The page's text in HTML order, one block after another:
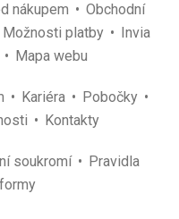
nákupem
Obchodní
Možnosti platby
Invia
Mapa webu
Kariéra
Pobočky
Kontakty
soukromí
Pravidla